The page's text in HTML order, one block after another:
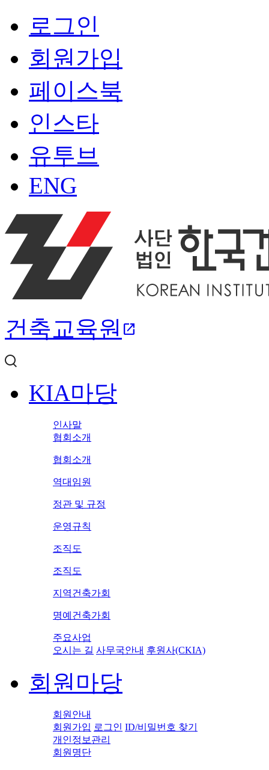
로그인
회원가입
페이스북
인스타
유투브
ENG
건축교육원 open_in_new
KIA마당
인사말
협회소개
협회소개
역대임원
정관 및 규정
운영규칙
조직도
조직도
지역건축가회
명예건축가회
주요사업
오시는 길 사무국안내 후원사(CKIA)
회원마당
회원안내
회원가입 로그인 ID/비밀번호 찾기
개인정보관리
회원명단